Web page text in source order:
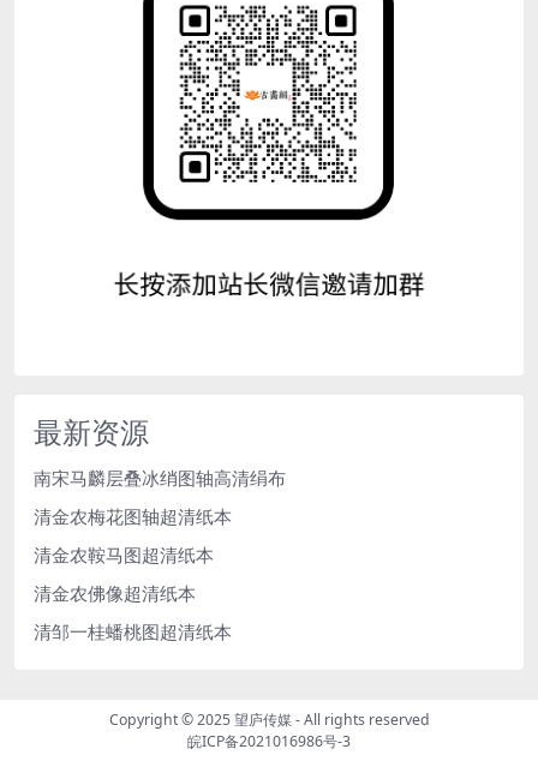
最新资源
南宋马麟层叠冰绡图轴高清绢布
清金农梅花图轴超清纸本
清金农鞍马图超清纸本
清金农佛像超清纸本
清邹一桂蟠桃图超清纸本
Copyright © 2025望庐传媒- All rights reserved
皖ICP备2021016986号-3